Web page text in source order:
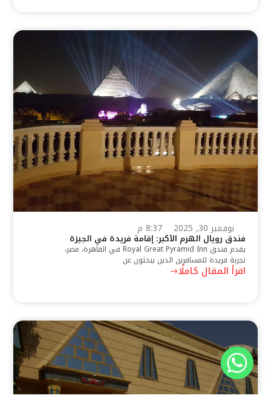
نوفمبر 30, 2025 8:37 م
فندق رويال الهرم الأكبر: إقامة فريدة في الجيزة
يقدم فندق Royal Great Pyramid Inn في القاهرة، مصر،
تجربة فريدة للمسافرين الذين يبحثون عن
اقرأ المقال كاملًا